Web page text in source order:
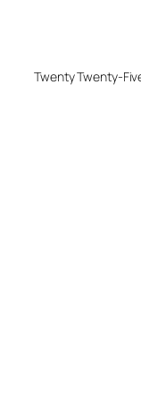
Twenty Twenty-